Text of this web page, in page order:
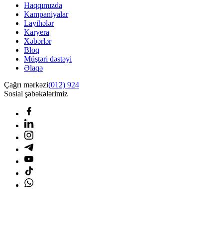
Haqqımızda
Kampaniyalar
Layihələr
Karyera
Xəbərlər
Bloq
Müştəri dəstəyi
Əlaqə
Çağrı mərkəzi(012) 924
Sosial şəbəkələrimiz